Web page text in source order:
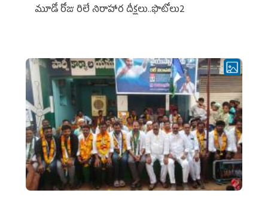
మూడో రోజు రిలే నిరాహార దీక్షలు..ఫొటోలు2